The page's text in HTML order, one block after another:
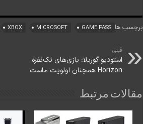
برچسب ها GAME PASS
MICROSOFT
XBOX
قبلی
استودیو گوریلا: بازی‌های تک‌نفره
Horizon همچنان اولویت ماست
مقالات مرتبط